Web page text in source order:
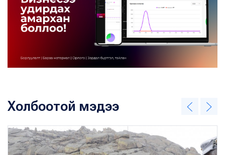
Холбоотой мэдээ